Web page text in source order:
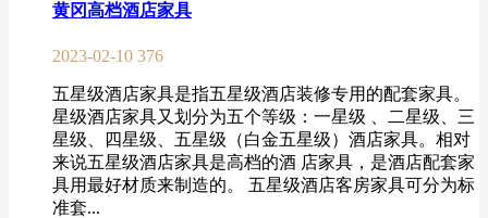
黄冈高档酒店家具
2023-02-10 376
五星级酒店家具是指五星级酒店装修专用的配套家具。
星级酒店家具又划分为五个等级：一星级 、二星级、三
星级、四星级、五星级（白金五星级）酒店家具。相对
来说五星级酒店家具是高档的酒 店家具，是酒店配套家
具用最好材质来制造的。 五星级酒店客房家具可分为标
准套...